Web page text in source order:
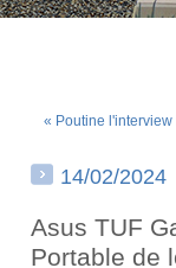
« Poutine l'interview
14/02/2024
Asus TUF
Portable de